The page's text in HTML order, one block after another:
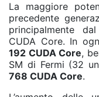
La maggiore
precedente
principalmente
CUDA Core. In
192 CUDA Core,
SM di Fermi (32
768 CUDA Core.